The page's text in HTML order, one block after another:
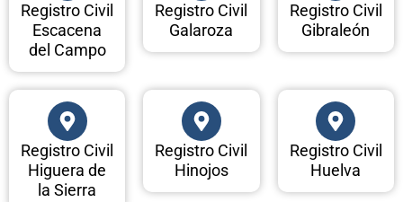
Registro Civil
Escacena
del Campo
Registro Civil
Galaroza
Registro Civil
Gibraleón
Registro Civil
Higuera de
la Sierra
Registro Civil
Hinojos
Registro Civil
Huelva